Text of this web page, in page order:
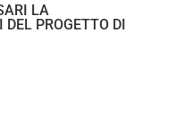
LA
DEL PROGETTO DI